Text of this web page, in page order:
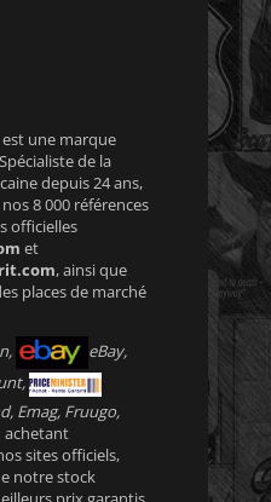
une marque
de la
depuis 24 ans,
8 000 références
officielles
et
, ainsi que
places de marché
eBay,
Emag, Fruugo,
achetant
sites officiels,
notre stock